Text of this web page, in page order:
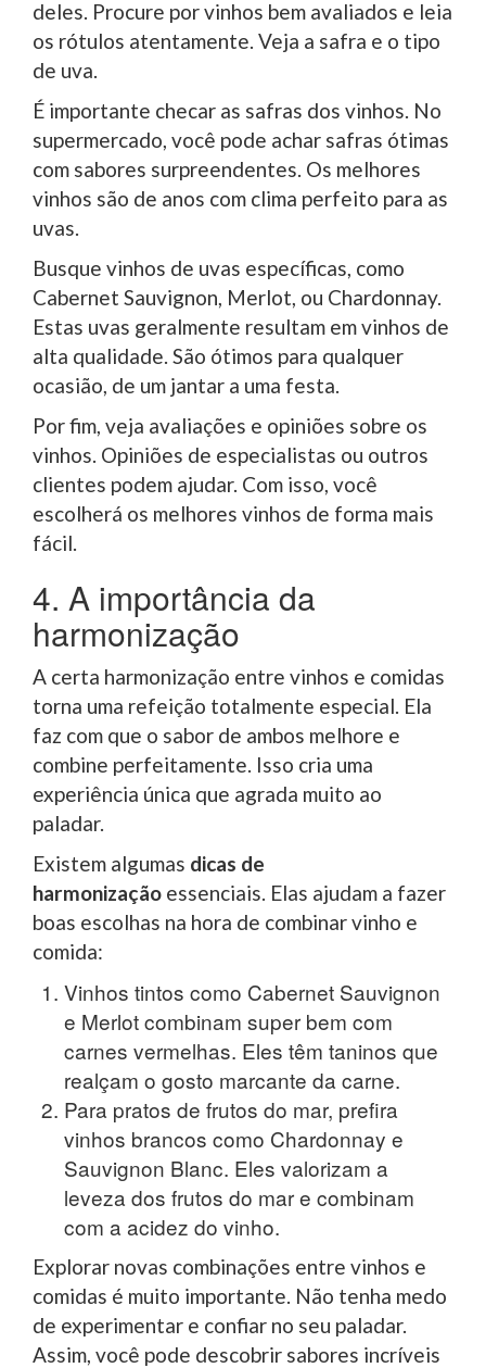
deles. Procure por vinhos bem avaliados e leia
os rótulos atentamente. Veja a safra e o tipo
de uva.
É importante checar as safras dos vinhos. No
supermercado, você pode achar safras ótimas
com sabores surpreendentes. Os melhores
vinhos são de anos com clima perfeito para as
uvas.
Busque vinhos de uvas específicas, como
Cabernet Sauvignon, Merlot, ou Chardonnay.
Estas uvas geralmente resultam em vinhos de
alta qualidade. São ótimos para qualquer
ocasião, de um jantar a uma festa.
Por fim, veja avaliações e opiniões sobre os
vinhos. Opiniões de especialistas ou outros
clientes podem ajudar. Com isso, você
escolherá os melhores vinhos de forma mais
fácil.
4. A importância da
harmonização
A certa harmonização entre vinhos e comidas
torna uma refeição totalmente especial. Ela
faz com que o sabor de ambos melhore e
combine perfeitamente. Isso cria uma
experiência única que agrada muito ao
paladar.
Existem algumas dicas de
harmonização essenciais. Elas ajudam a fazer
boas escolhas na hora de combinar vinho e
comida:
Vinhos tintos como Cabernet Sauvignon
e Merlot combinam super bem com
carnes vermelhas. Eles têm taninos que
realçam o gosto marcante da carne.
Para pratos de frutos do mar, prefira
vinhos brancos como Chardonnay e
Sauvignon Blanc. Eles valorizam a
leveza dos frutos do mar e combinam
com a acidez do vinho.
Explorar novas combinações entre vinhos e
comidas é muito importante. Não tenha medo
de experimentar e confiar no seu paladar.
Assim, você pode descobrir sabores incríveis